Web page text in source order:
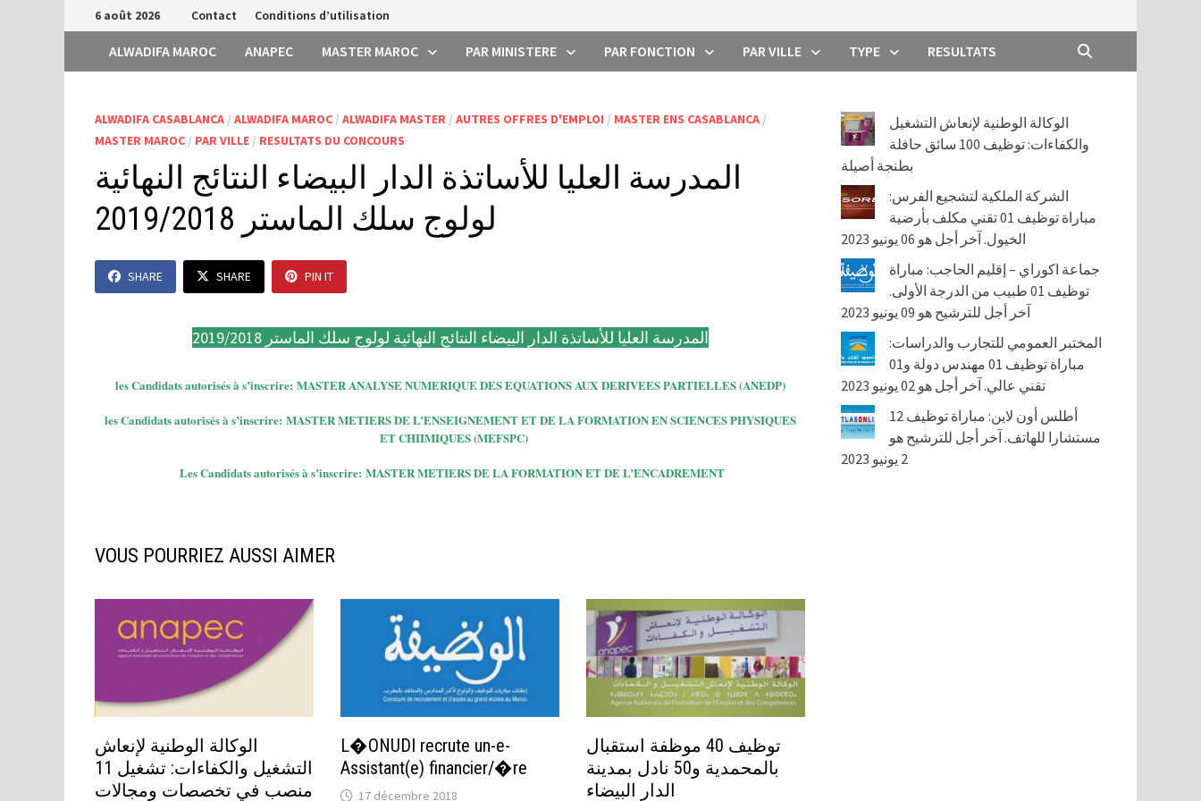
Passer
au
contenu
6 août 2026 Contact Conditions d’utilisation
ALWADIFA MAROC ANAPEC MASTER MAROC PAR MINISTERE PAR FONCTION PAR VILLE TYPE RESULTATS
ALWADIFA CASABLANCA /ALWADIFA MAROC /ALWADIFA MASTER /AUTRES OFFRES D'EMPLOI / MASTER ENS CASABLANCA /
MASTER MAROC / PAR VILLE / RESULTATS DU CONCOURS
المدرسة العليا للأساتذة الدار البيضاء النتائج النهائية
لولوج سلك الماستر 2019/2018
SHARE SHARE PIN IT
المدرسة العليا للأساتذة الدار البيضاء النتائج النهائية لولوج سلك الماستر 2019/2018
les Candidats autorisés à s’inscrire: MASTER ANALYSE NUMERIQUE DES EQUATIONS AUX DERIVEES PARTIELLES (ANEDP)
les Candidats autorisés à s’inscrire: MASTER METIERS DE L’ENSEIGNEMENT ET DE LA FORMATION EN SCIENCES PHYSIQUES
ET CHIIMIQUES (MEFSPC)
Les Candidats autorisés à s’inscrire: MASTER METIERS DE LA FORMATION ET DEL’ENCADREMENT
VOUS POURRIEZ AUSSI AIMER
الوكالة الوطنية لإنعاش
التشغيل والكفاءات: تشغيل 11
منصب في تخصصات ومجالات
L�ONUDI recrute un-e-
Assistant(e) financier/�re
17 décembre 2018
توظيف 40 موظفة استقبال
بالمحمدية و50 نادل بمدينة
الدار البيضاء
الوكالة الوطنية لإنعاش التشغيل
والكفاءات: توظيف 100 سائق حافلة
بطنجة أصيلة
الشركة الملكية لتشجيع الفرس:
مباراة توظيف 01 تقني مكلف بأرضية
الخيول. آخر أجل هو 06 يونيو 2023
جماعة اكوراي – إقليم الحاجب: مباراة
توظيف 01 طبيب من الدرجة الأولى.
آخر أجل للترشيح هو 09 يونيو 2023
المختبر العمومي للتجارب والدراسات:
مباراة توظيف 01 مهندس دولة و01
تقني عالي. آخر أجل هو 02 يونيو 2023
أطلس أون لاين: مباراة توظيف 12
مستشارا للهاتف. آخر أجل للترشيح هو
2 يونيو 2023